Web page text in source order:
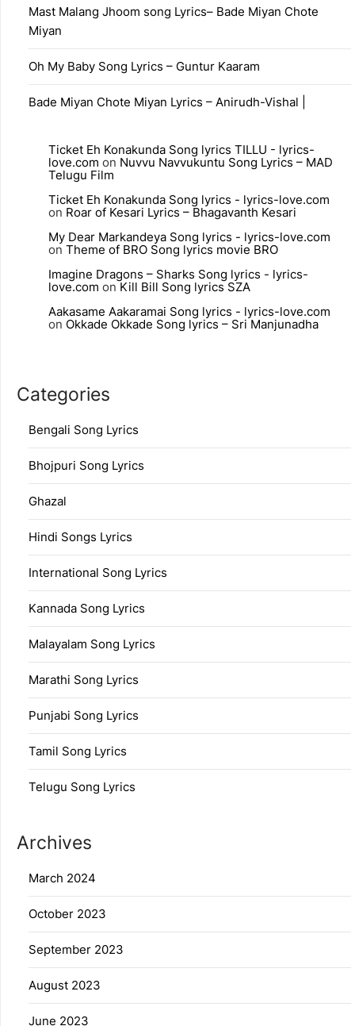
Mast Malang Jhoom song Lyrics– Bade Miyan Chote
Miyan
Oh My Baby Song Lyrics – Guntur Kaaram
Bade Miyan Chote Miyan Lyrics – Anirudh-Vishal |
Ticket Eh Konakunda Song lyrics TILLU - lyrics-
love.com on Nuvvu Navvukuntu Song Lyrics – MAD
Telugu Film
Ticket Eh Konakunda Song lyrics - lyrics-love.com
on Roar of Kesari Lyrics – Bhagavanth Kesari
My Dear Markandeya Song lyrics - lyrics-love.com
on Theme of BRO Song lyrics movie BRO
Imagine Dragons – Sharks Song lyrics - lyrics-
love.com onKill Bill Song lyrics SZA
Aakasame Aakaramai Song lyrics - lyrics-love.com
on Okkade Okkade Song lyrics – Sri Manjunadha
Categories
Bengali Song Lyrics
Bhojpuri Song Lyrics
Ghazal
Hindi Songs Lyrics
International Song Lyrics
Kannada Song Lyrics
Malayalam Song Lyrics
Marathi Song Lyrics
Punjabi Song Lyrics
Tamil Song Lyrics
Telugu Song Lyrics
Archives
March 2024
October 2023
September 2023
August 2023
June 2023